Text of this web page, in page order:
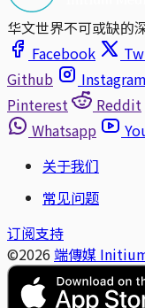
华文世界不可或缺的
Facebook
Github
Instagram
Pinterest
Reddit
Whatsapp
关于我们
常见问题
订阅支持
©2026 端傳媒